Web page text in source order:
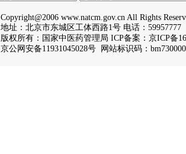
Copyright@2006 www.natcm.gov.cn All Rights
地址：北京市东城区工体西路1号 电话：59957777
版权所有：国家中医药管理局 ICP备案： 京ICP备
京公网安备11931045028号 网站标识码：